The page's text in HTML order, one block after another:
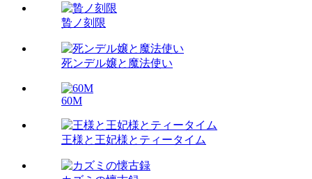
贄ノ刻限
死ンデル嬢と魔法使い
60M
王様と王妃様とティータイム